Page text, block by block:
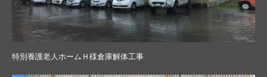
特別養護老人ホームＨ様倉庫解体工事